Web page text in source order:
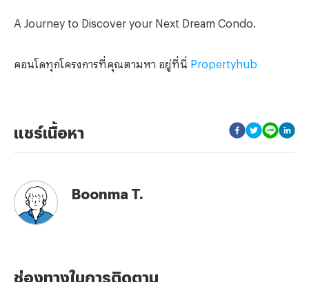
A Journey to Discover your Next Dream Condo.
คอนโดทุกโครงการที่คุณตามหา อยู่ที่นี่ Propertyhub
แชร์เนื้อหา
Boonma T.
ช่องทางในการติดตาม